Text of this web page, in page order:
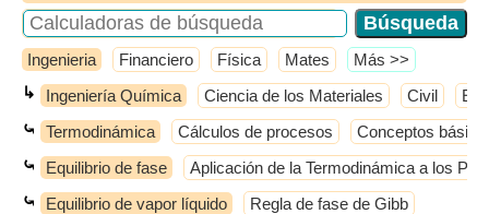
Ingenieria Financiero Física Mates ​Más >>
↳ Ingeniería Química Ciencia de los Materiales Civil
⤿ Termodinámica Cálculos de procesos Conceptos
⤿ Equilibrio de fase Aplicación de la Termodinámica a los
⤿ Equilibrio de vapor líquido Regla de fase de Gibb